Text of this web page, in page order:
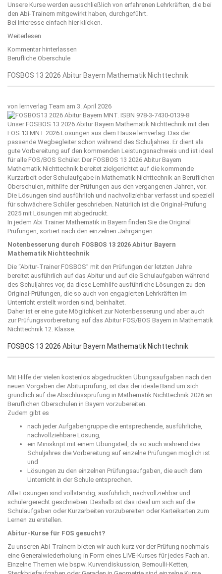
Unsere Kurse werden ausschließlich von erfahrenen Lehrkräften, die bei
den Abi-Trainern mitgewirkt haben, durchgeführt.
Bei Interesse einfach hier klicken.
Weiterlesen
Kommentar hinterlassen
Berufliche Oberschule
FOSBOS 13 2026 Abitur Bayern Mathematik Nichttechnik
von lernverlag Team am 3. April 2026
Unser FOSBOS 13 2026 Abitur Bayern Mathematik Nichttechnik mit den
FOS 13 MNT 2026 Lösungen aus dem Hause lernverlag. Das der
passende Wegbegleiter schon während des Schuljahres. Er dient als
gute Vorbereitung auf den kommenden Leistungsnachweis und ist ideal
für alle FOS/BOS Schüler. Der FOSBOS 13 2026 Abitur Bayern
Mathematik Nichttechnik bereitet zielgerichtet auf die kommende
Kurzarbeit oder Schulaufgabe in Mathematik Nichttechnik an Beruflichen
Oberschulen, mithilfe der Prüfungen aus den vergangenen Jahren, vor.
Die Lösungen sind ausführlich und nachvollziehbar verfasst und speziell
für schwächere Schüler geschrieben. Natürlich ist die Original-Prüfung
2025 mit Lösungen mit abgedruckt.
In jedem Abi Trainer Mathematik in Bayern finden Sie die Original
Prüfungen, sortiert nach den einzelnen Jahrgängen.
Notenbesserung durch FOSBOS 13 2026 Abitur Bayern
Mathematik Nichttechnik
Die “Abitur-Trainer FOSBOS” mit den Prüfungen der letzten Jahre
bereitet ausführlich auf das Abitur und auf die Schulaufgaben während
des Schuljahres vor, da diese Lernhilfe ausführliche Lösungen zu den
Original-Prüfungen, die so auch von engagierten Lehrkräften im
Unterricht erstellt worden sind, beinhaltet.
Daher ist er eine gute Möglichkeit zur Notenbesserung und aber auch
zur Prüfungsvorbereitung auf das Abitur FOS/BOS Bayern in Mathematik
Nichttechnik 12. Klasse.
FOSBOS 13 2026 Abitur Bayern Mathematik Nichttechnik
Mit Hilfe der vielen kostenlos abgedruckten Übungsaufgaben nach den
neuen Vorgaben der Abiturprüfung, ist das der ideale Band um sich
gründlich auf die Abschlussprüfung in Mathematik Nichttechnik 2026 an
Beruflichen Oberschulen in Bayern vorzubereiten.
Zudem gibt es
nach jeder Aufgabengruppe die entsprechende, ausführliche,
nachvollziehbare Lösung,
ein Miniskript mit einem Übungsteil, da so auch während des
Schuljahres die Vorbereitung auf einzelne Prüfungen möglich ist
und
Lösungen zu den einzelnen Prüfungsaufgaben, die auch dem
Unterricht in der Schule entsprechen.
Alle Lösungen sind vollständig, ausführlich, nachvollziehbar und
schülergerecht geschrieben. Deshalb ist das ideal um sich auf die
Schulaufgaben oder Kurzarbeiten vorzubereiten oder Karteikarten zum
Lernen zu erstellen.
Abitur-Kurse für FOS gesucht?
Zu unseren Abi-Trainern bieten wir auch kurz vor der Prüfung nochmals
eine Generalwiederholung in Form eines LIVE-Kurses für jedes Fach an.
Einzelne Themen wie bspw. Kurvendiskussion, Bernoulli-Ketten,